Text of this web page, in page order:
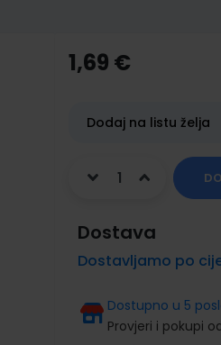
1,69 €
Dodaj na listu želja
Dostava
Dostavljamo po
Dostupno u 5
Provjeri i pokupi